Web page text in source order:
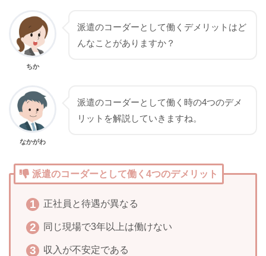
ちか
派遣のコーダーとして働くデメリットはど
んなことがありますか？
なかがわ
派遣のコーダーとして働く時の4つのデメ
リットを解説していきますね。
派遣のコーダーとして働く4つのデメリット
正社員と待遇が異なる
同じ現場で3年以上は働けない
収入が不安定である